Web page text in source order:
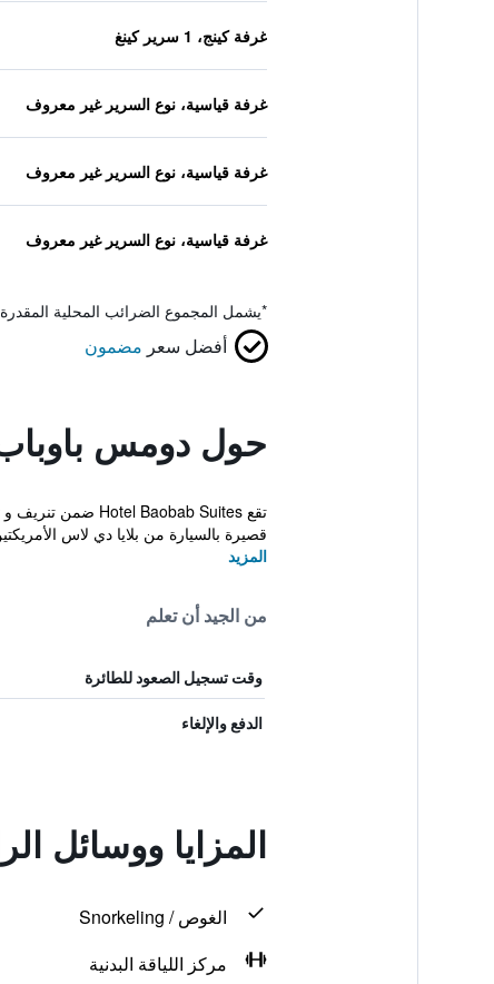
غرفة كينج، 1 سرير كينغ
غرفة قياسية، نوع السرير غير معروف
غرفة قياسية، نوع السرير غير معروف
غرفة قياسية، نوع السرير غير معروف
*يشمل المجموع الضرائب المحلية
أفضل سعر مضمون
حول دومس
قصيرة بالسيارة من بلايا دي لاس
المزيد
من الجيد أن تعلم
وقت تسجيل الصعود للطائرة
الدفع والإلغاء
المزايا ووسائل
الغوص / Snorkeling
مركز اللياقة البدنية